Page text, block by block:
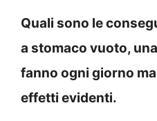
Quali sono le
a stomaco vuoto,
fanno ogni giorno
effetti evidenti.